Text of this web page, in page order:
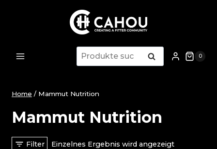
Suche
nach:
Suche 0
Home / Mammut Nutrition
Mammut Nutrition
Filter Einzelnes Ergebnis wird angezeigt